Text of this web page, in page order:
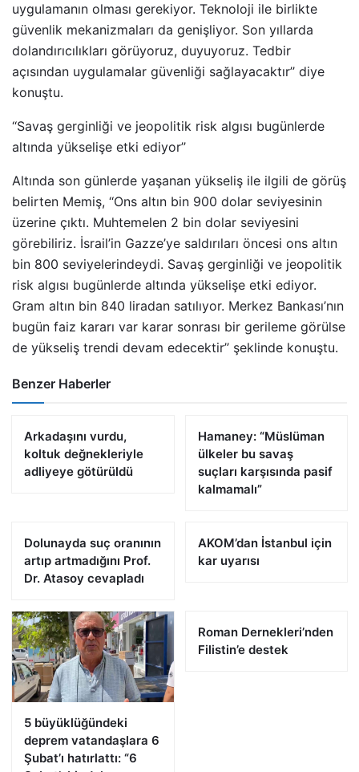
uygulamanın olması gerekiyor. Teknoloji ile birlikte
güvenlik mekanizmaları da genişliyor. Son yıllarda
dolandırıcılıkları görüyoruz, duyuyoruz. Tedbir
açısından uygulamalar güvenliği sağlayacaktır’’ diye
konuştu.
‘‘Savaş gerginliği ve jeopolitik risk algısı bugünlerde
altında yükselişe etki ediyor’’
Altında son günlerde yaşanan yükseliş ile ilgili de görüş
belirten Memiş, ‘‘Ons altın bin 900 dolar seviyesinin
üzerine çıktı. Muhtemelen 2 bin dolar seviyesini
görebiliriz. İsrail’in Gazze’ye saldırıları öncesi ons altın
bin 800 seviyelerindeydi. Savaş gerginliği ve jeopolitik
risk algısı bugünlerde altında yükselişe etki ediyor.
Gram altın bin 840 liradan satılıyor. Merkez Bankası’nın
bugün faiz kararı var karar sonrası bir gerileme görülse
de yükseliş trendi devam edecektir’’ şeklinde konuştu.
Benzer Haberler
Arkadaşını vurdu,
koltuk değnekleriyle
adliyeye götürüldü
Hamaney: “Müslüman
ülkeler bu savaş
suçları karşısında pasif
kalmamalı”
Dolunayda suç oranının
artıp artmadığını Prof.
Dr. Atasoy cevapladı
AKOM’dan İstanbul için
kar uyarısı
5 büyüklüğündeki
deprem vatandaşlara 6
Şubat’ı hatırlattı: “6
Roman Dernekleri’nden
Filistin’e destek